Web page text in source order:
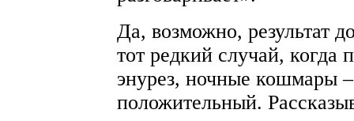
Да, возможно, результат
тот редкий случай,
энурез, ночные кошмары
положительный.